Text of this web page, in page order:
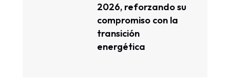
2026, reforzando su
compromiso con la
transición
energética